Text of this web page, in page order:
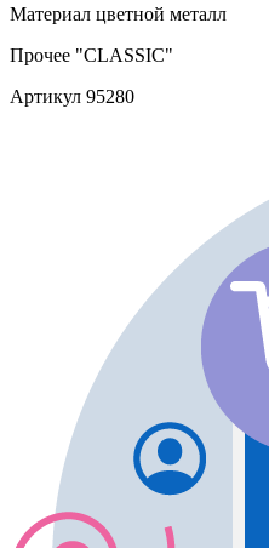
Материал цветной металл
Прочее "CLASSIC"
Артикул 95280